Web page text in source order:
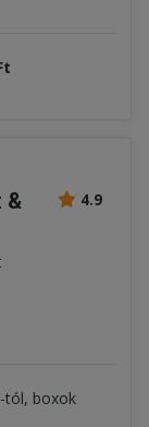
4.9
-tól, boxok